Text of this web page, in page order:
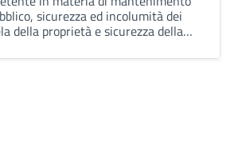
sicurezza ed incolumità dei
della proprietà e sicurezza della
commerciale e giudiziaria.